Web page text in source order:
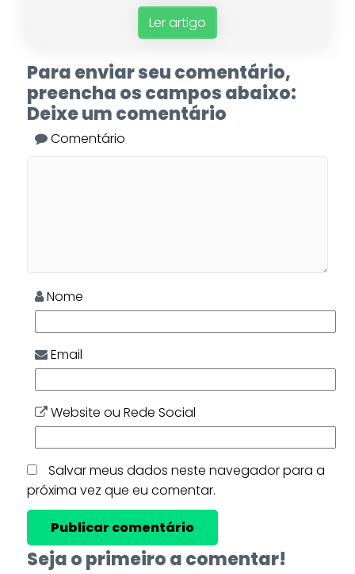
Ler artigo
Para enviar seu comentário,
preencha os campos abaixo:
Deixe um comentário
Comentário
Nome
Email
Website ou Rede Social
Salvar meus dados neste navegador para a
próxima vez que eu comentar.
Seja o primeiro a comentar!